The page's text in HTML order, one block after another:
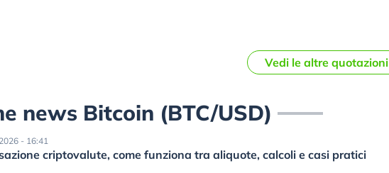
Vedi le altre quotazioni
news Bitcoin (BTC/USD)
- 16:41
criptovalute, come funziona tra aliquote, calcoli e casi pratici